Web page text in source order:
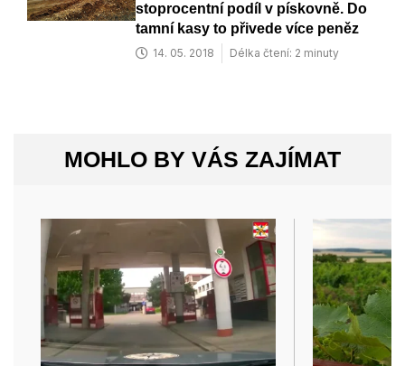
stoprocentní podíl v pískovně. Do
tamní kasy to přivede více peněz
14. 05. 2018 Délka čtení: 2 minuty
MOHLO BY VÁS ZAJÍMAT